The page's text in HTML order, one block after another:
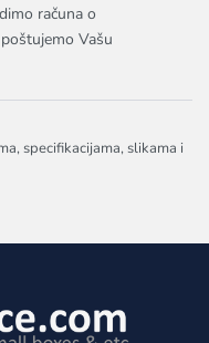
računa o
Vašu
specifikacijama, slikama i